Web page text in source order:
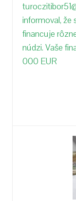
informoval, že
financuje
núdzi. Vaše
000 EUR